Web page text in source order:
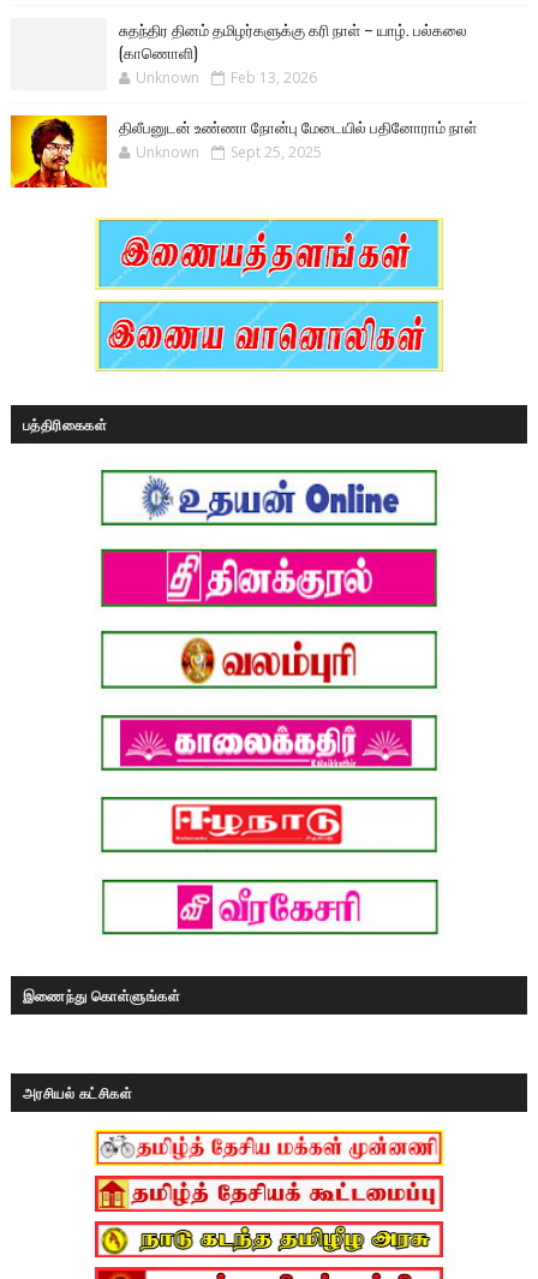
சுதந்திர தினம் தமிழர்களுக்கு கரி நாள் – யாழ். பல்கலை
(காணொளி)
Unknown Feb 13, 2026
திலீபனுடன் உண்ணா நோன்பு மேடையில் பதினோராம் நாள்
Unknown Sept 25, 2025
பத்திரிகைகள்
இணைந்து கொள்ளுங்கள்
அரசியல் கட்சிகள்